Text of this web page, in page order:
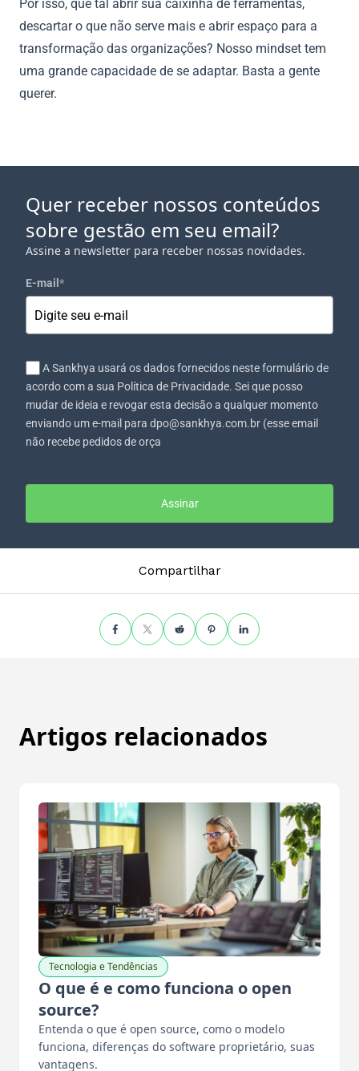
Por isso, que tal abrir sua caixinha de ferramentas,
descartar o que não serve mais e abrir espaço para a
transformação das organizações? Nosso mindset tem
uma grande capacidade de se adaptar. Basta a gente
querer.
Quer receber nossos conteúdos
sobre gestão em seu email?
Assine a newsletter para receber nossas novidades.
E-mail *
A Sankhya usará os dados fornecidos neste formulário de
acordo com a sua Política de Privacidade. Sei que posso
mudar de ideia e revogar esta decisão a qualquer momento
enviando um e-mail para dpo@sankhya.com.br (esse email
não recebe pedidos de orça
Assinar
Compartilhar
Artigos relacionados
Tecnologia e Tendências
O que é e como funciona o open
source?
Entenda o que é open source, como o modelo
funciona, diferenças do software proprietário, suas
vantagens.